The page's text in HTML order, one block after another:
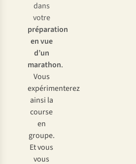
dans
votre
préparation
en vue
d’un
marathon.
Vous
expérimenterez
ainsi la
course
en
groupe.
Et vous
vous